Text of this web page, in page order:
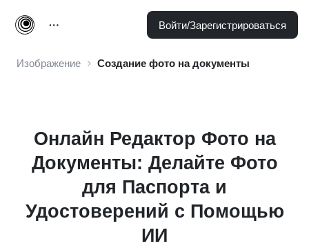
Войти/Зарегистрироваться
Изображение Создание фото на документы
Онлайн Редактор Фото на
Документы: Делайте Фото
для Паспорта и
Удостоверений с Помощью
ИИ